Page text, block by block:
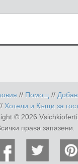
// Помощ //
Хотели и Къщи за
© 2026
права запазени.